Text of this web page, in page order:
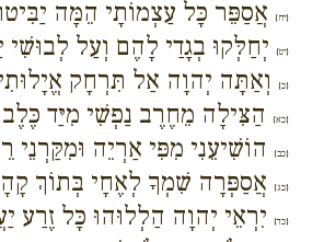
{יח} אֲסַפֵּר כָּל עַצְמוֹתָי הֵמָּה
{יט} יְחַלְּקוּ בְגָדַי לָהֶם וְעַל לְבוּשִׁי
{כ} וְאַתָּה יְהוָה אַל תִּרְחָק
{כא} הַצִּילָה מֵחֶרֶב נַפְשִׁי מִיַּד כֶּלֶב
{כב} הוֹשִׁיעֵנִי מִפִּי אַרְיֵה וּמִקַּרְנֵי
{כג} אֲסַפְּרָה שִׁמְךָ לְאֶחָי בְּתוֹךְ
{כד} יִרְאֵי יְהוָה הַלְלוּהוּ כָּל זֶרַע